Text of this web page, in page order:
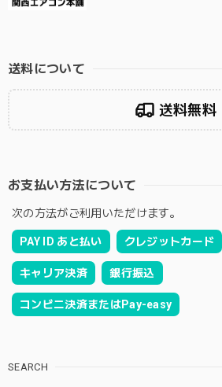
送料について
送料無料
お支払い方法について
次の方法がご利用いただけます。
PAY ID あと払い クレジットカード
キャリア決済 銀行振込
コンビニ決済またはPay-easy
SEARCH